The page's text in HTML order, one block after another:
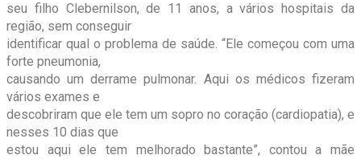
seu filho Clebernilson, de 11 anos, a vários hospitais da
região, sem conseguir
identificar qual o problema de saúde. “Ele começou com uma
forte pneumonia,
causando um derrame pulmonar. Aqui os médicos fizeram
vários exames e
descobriram que ele tem um sopro no coração (cardiopatia), e
nesses 10 dias que
estou aqui ele tem melhorado bastante”, contou a mãe